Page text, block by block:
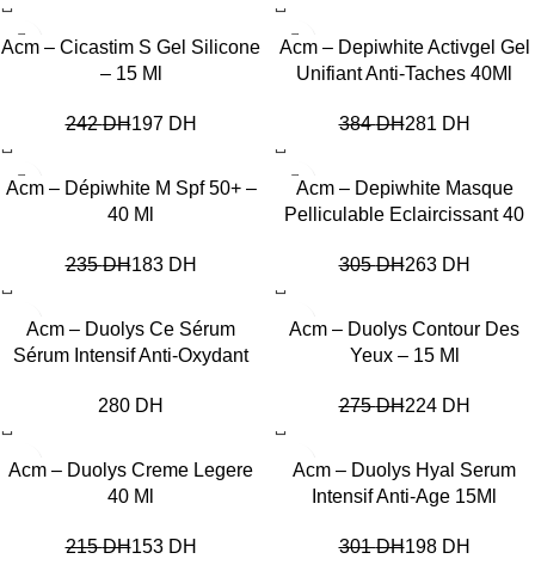
Acm – Cicastim S Gel Silicone
– 15 Ml
242DH197 DH
Acm – Depiwhite Activgel Gel
Unifiant Anti-Taches 40Ml
384DH281 DH
Acm – Dépiwhite M Spf 50+ –
40 Ml
235DH183 DH
Acm – Depiwhite Masque
Pelliculable Eclaircissant 40
305DH263 DH
Acm – Duolys Ce Sérum
Sérum Intensif Anti-Oxydant
DH
Acm – Duolys Contour Des
Yeux – 15 Ml
275DH224 DH
Acm – Duolys Creme Legere
40 Ml
215DH153 DH
Acm – Duolys Hyal Serum
Intensif Anti-Age 15Ml
301DH198 DH